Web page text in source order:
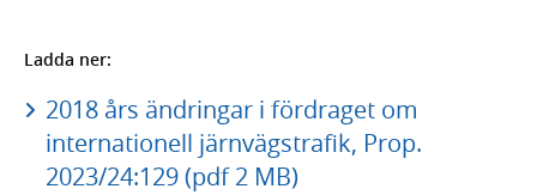
Ladda ner:
2018 års ändringar i fördraget om
internationell järnvägstrafik, Prop.
2023/24:129 (pdf 2 MB)